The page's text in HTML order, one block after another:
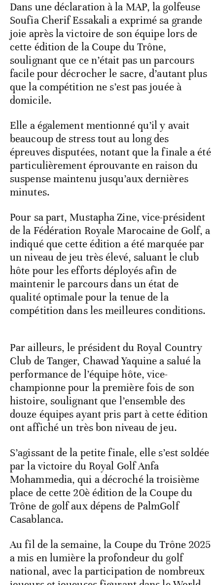
Dans une déclaration à la MAP, la golfeuse
Soufia Cherif Essakali a exprimé sa grande
joie après la victoire de son équipe lors de
cette édition de la Coupe du Trône,
soulignant que ce n’était pas un parcours
facile pour décrocher le sacre, d’autant plus
que la compétition ne s’est pas jouée à
domicile.
Elle a également mentionné qu’il y avait
beaucoup de stress tout au long des
épreuves disputées, notant que la finale a été
particulièrement éprouvante en raison du
suspense maintenu jusqu’aux dernières
minutes.
Pour sa part, Mustapha Zine, vice-président
de la Fédération Royale Marocaine de Golf, a
indiqué que cette édition a été marquée par
un niveau de jeu très élevé, saluant le club
hôte pour les efforts déployés afin de
maintenir le parcours dans un état de
qualité optimale pour la tenue de la
compétition dans les meilleures conditions.
Par ailleurs, le président du Royal Country
Club de Tanger, Chawad Yaquine a salué la
performance de l’équipe hôte, vice-
championne pour la première fois de son
histoire, soulignant que l’ensemble des
douze équipes ayant pris part à cette édition
ont affiché un très bon niveau de jeu.
S’agissant de la petite finale, elle s’est soldée
par la victoire du Royal Golf Anfa
Mohammedia, qui a décroché la troisième
place de cette 20è édition de la Coupe du
Trône de golf aux dépens de PalmGolf
Casablanca.
Au fil de la semaine, la Coupe du Trône 2025
a mis en lumière la profondeur du golf
national, avec la participation de nombreux